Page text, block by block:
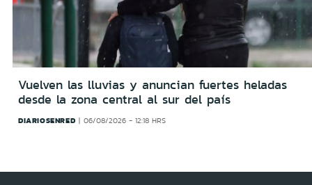
Vuelven las lluvias y anuncian fuertes heladas
desde la zona central al sur del país
DIARIOSENRED 06/08/2026 - 12:18 HRS